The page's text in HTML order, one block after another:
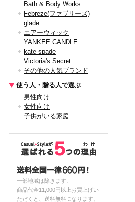
Bath & Body Works
Febreze(ファブリーズ)
glade
エアーウィック
YANKEE CANDLE
kate spade
Victoria's Secret
その他の人気ブランド
使う人・贈る人で選ぶ
男性向け
女性向け
子供がいる家庭
一部地域は除きます。
商品代金11,000円以上お買上げい
ただくと、送料無料になります。